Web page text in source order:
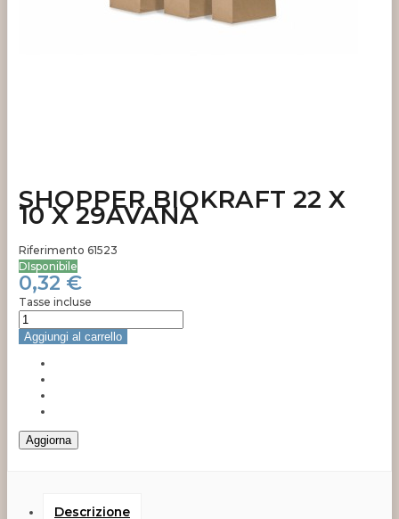
SHOPPER BIOKRAFT 22 X
10 X 29AVANA
Riferimento 61523
DIsponibile
0,32 €
Tasse incluse
Aggiungi al carrello
Descrizione